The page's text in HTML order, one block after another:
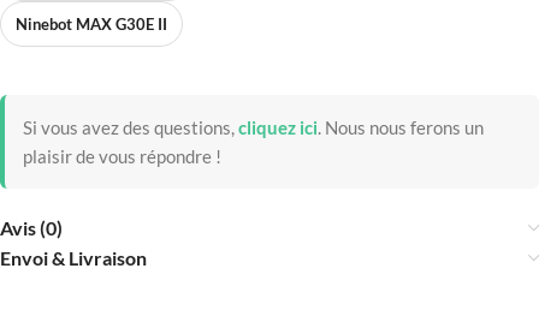
Ninebot MAX G30E II
Si vous avez des questions,cliquez ici. Nous nous ferons un
plaisir de vous répondre !
Avis (0)
Envoi & Livraison